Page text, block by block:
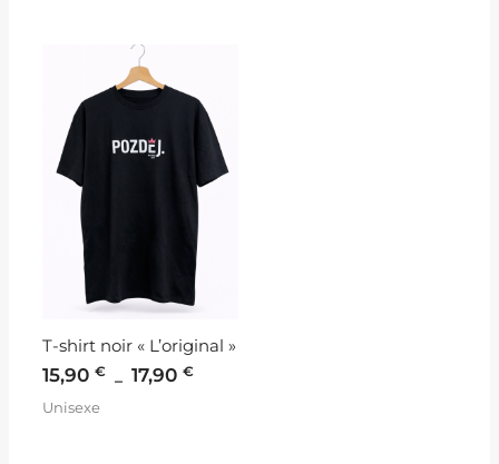
T-shirt noir « L’original »
15,90€
– 17,90€
15,90 €
17,90 €
Unisexe